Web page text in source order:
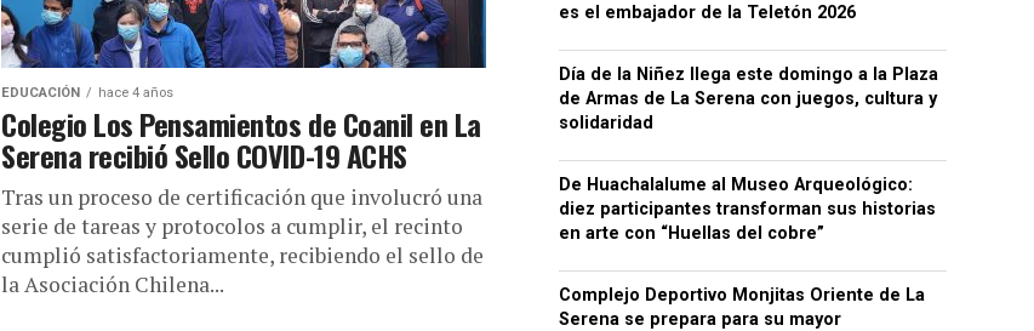
EDUCACIÓN hace 4 años
Colegio Los Pensamientos de Coanil en La
Serena recibió Sello COVID-19 ACHS
Tras un proceso de certificación que involucró una
serie de tareas y protocolos a cumplir, el recinto
cumplió satisfactoriamente, recibiendo el sello de
la Asociación Chilena...
es el embajador de la Teletón 2026
Día de la Niñez llega este domingo a la Plaza
de Armas de La Serena con juegos, cultura y
solidaridad
De Huachalalume al Museo Arqueológico:
diez participantes transforman sus historias
en arte con “Huellas del cobre”
Complejo Deportivo Monjitas Oriente de La
Serena se prepara para su mayor